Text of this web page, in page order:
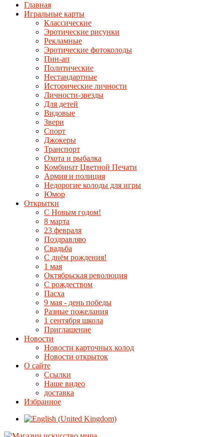
Главная
Игральные карты
Классические
Эротические рисунки
Рекламные
Эротические фотоколоды
Пин-ап
Политические
Нестандартные
Исторические личности
Личности-звезды
Для детей
Видовые
Звери
Спорт
Джокеры
Транспорт
Охота и рыбалка
Комбинат Цветной Печати
Армия и полиция
Недорогие колоды для игры
Юмор
Открытки
С Новым годом!
8 марта
23 февраля
Поздравляю
Свадьба
С днём рождения!
1 мая
Октябрьская революция
С рождеством
Пасха
9 мая - день победы
Разные пожелания
1 сентября школа
Приглашение
Новости
Новости карточных колод
Новости открыток
О сайте
Ссылки
Наше видео
доставка
Избранное